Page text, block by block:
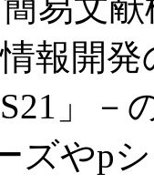
報開
」－
ズやp